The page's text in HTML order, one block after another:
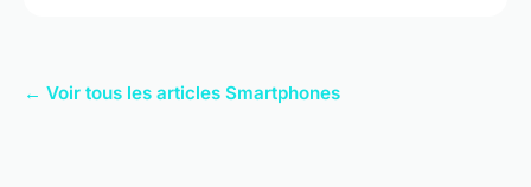
← Voir tous les articles Smartphones